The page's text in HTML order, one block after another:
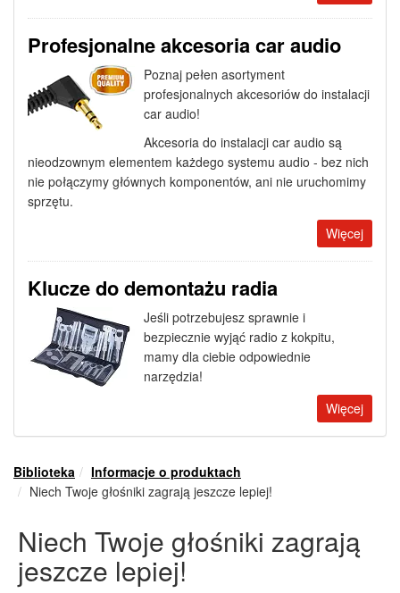
Profesjonalne akcesoria car audio
Poznaj pełen asortyment
profesjonalnych akcesoriów do instalacji
car audio!
Akcesoria do instalacji car audio są
nieodzownym elementem każdego systemu audio - bez nich
nie połączymy głównych komponentów, ani nie uruchomimy
sprzętu.
Więcej
Klucze do demontażu radia
Jeśli potrzebujesz sprawnie i
bezpiecznie wyjąć radio z kokpitu,
mamy dla ciebie odpowiednie
narzędzia!
Więcej
Biblioteka
Informacje o produktach
Niech Twoje głośniki zagrają jeszcze lepiej!
Niech Twoje głośniki zagrają
jeszcze lepiej!